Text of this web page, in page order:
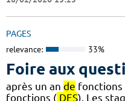
PAGES
relevance: 33%
Foire aux
après un an de fonctions
fonctions ( DES). Les